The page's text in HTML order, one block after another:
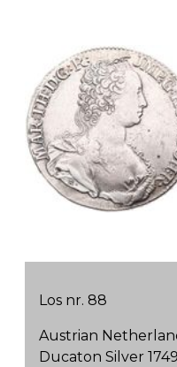
Los nr. 88
Austrian
Ducaton Silver